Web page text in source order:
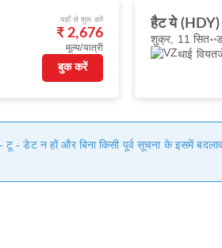
यहाँ से शुरू करें
₹ 2,676
मूल्य/यात्री
बुक करें
हैट ये (HDY)
शुक्र, 11 सित॰
थाई
- डेट न हों और बिना किसी पूर्व सूचना के इसमें